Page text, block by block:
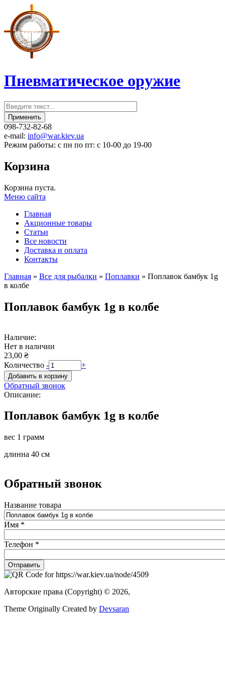
Пневматическое оружие
098-732-82-68
e-mail: info@war.kiev.ua
Режим работы: с пн по пт: с 10-00 до 19-00
Корзина
Корзина пуста.
Меню сайта
Главная
Акционные товары
Статьи
Все новости
Доставка и оплата
Контакты
Вы здесь
Главная » Все для рыбалки » Поплавки » Поплавок бамбук 1g
в колбе
Поплавок бамбук 1g в колбе
Наличие:
Нет в наличии
23,00 ₴
Количество - +
Обратный звонок
Описание:
Поплавок бамбук 1g в колбе
вес 1 грамм
длинна 40 см
Обратный звонок
Название товара
Имя *
Телефон *
Авторские права (Copyright) © 2026,
Theme Originally Created by Devsaran